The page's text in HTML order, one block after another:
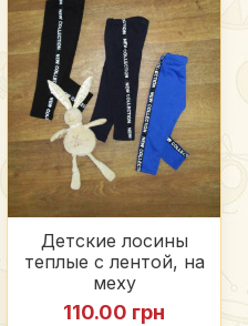
Детские лосины
теплые с лентой, на
меху
110.00 грн